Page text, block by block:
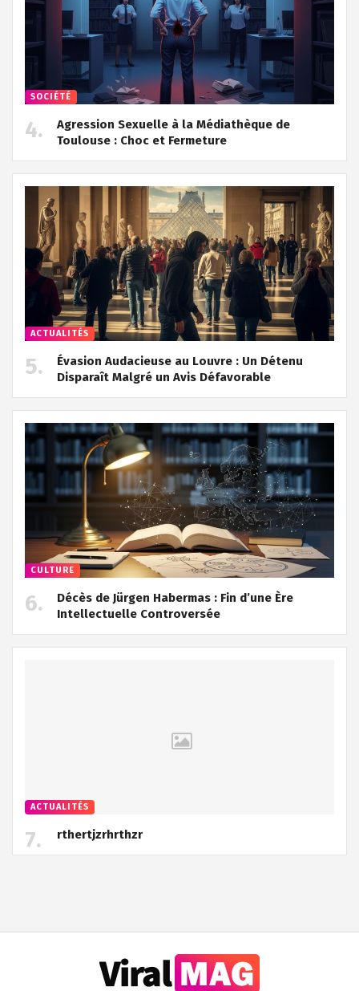
SOCIÉTÉ
Agression Sexuelle à la Médiathèque de
Toulouse : Choc et Fermeture
ACTUALITÉS
Évasion Audacieuse au Louvre : Un Détenu
Disparaît Malgré un Avis Défavorable
CULTURE
Décès de Jürgen Habermas : Fin d’une Ère
Intellectuelle Controversée
ACTUALITÉS
rthertjzrhrthzr